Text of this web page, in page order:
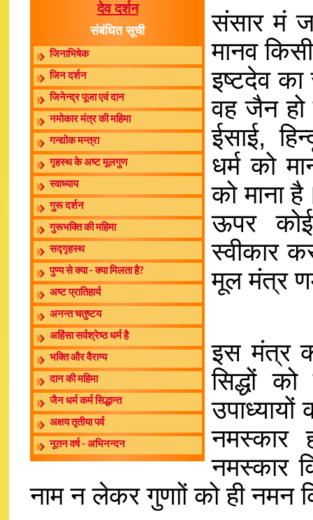
देव दर्शन
संबंधित सूची
जिनाभिषेक
जिन दर्शन
जिनेन्द्र पूजा एवं दान
नमोकार मंत्र की महिमा
गन्द्योक मन्त्रा
गृहस्थ के अष्ट मूलगुण
स्वाध्याय
गुरू दर्शन
गुरूभक्ति की महिमा
सद्गृहस्थ
पुण्य से क्या - क्या मिलता है?
अष्ट प्रातिहार्य
अनन्त चतुष्टय
अहिंसा सर्वश्रेष्ठ धर्म है
भक्ति और वैराग्य
दान की महिमा
जैन धर्म कर्म सिद्धान्त
अक्षय तृतीया पर्व
नूतन वर्ष - अभिनन्दन
संसार मं
मानव
इष्टदेव
वह जैन हो
ईसाई,
धर्म को
को माना
ऊपर
स्वीकार
मूल मंत्र
इस मंत्र
सिद्धों
नमस्कार
नमस्कार
नाम न लेकर गुणाों को ही नमन